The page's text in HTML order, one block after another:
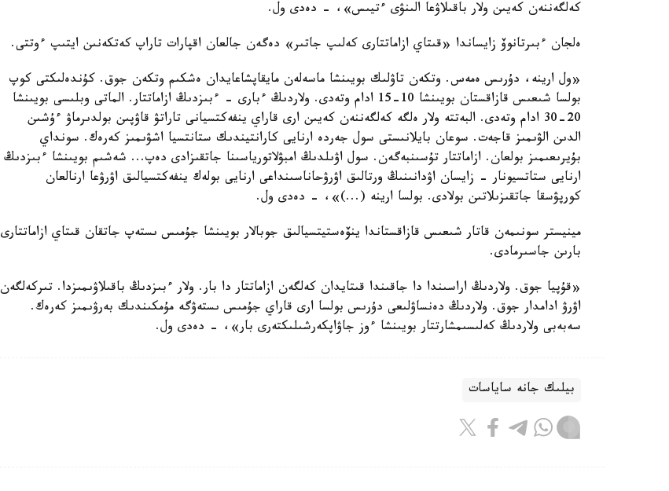
كەلگەننەن كەيىن ولار باقىلاۋعا الىنۋى ءتيىس»، - دەدى ول.
ەلجان ءبىرتانوۆ زايساندا «قىتاي ازاماتتارى كەلىپ جاتىر» دەگەن جالعان اقپارات تاراپ كەتكەنىن ايتىپ ءوتتى.
«ول ارينە، دۇرىس ەمەس. وتكەن تاۋلىك بويىنشا ماسەلەن مايقاپشاعايدان ەشكىم وتكەن جوق. كۇندەلىكتى كوپ
بولسا شىعىس قازاقستان بويىنشا 10-15 ادام وتەدى. ولاردىڭ ءبارى - ءبىزدىڭ ازاماتتار. الماتى وبلىسى بويىنشا
20-30 ادام وتەدى. البەتتە ولار ەلگە كەلگەننەن كەيىن ارى قاراي ينفەكتسيانى تاراتۋ قاۋپىن بولدىرماۋ ءۇشىن
الدىن الۋىمىز قاجەت. سوعان بايلانىستى سول جەردە ارنايى كارانتيندىك ستانتسيا اشۋىمىز كەرەك. سونداي
بۇيرىعىمىز بولعان. ازاماتتار تۇسىنبەگەن. سول اۋىلدىڭ امبۋلاتورياسىنا جاتقىزادى دەپ... شەشىم بويىنشا ءبىزدىڭ
ارنايى ستاتسيونار - زايسان اۋدانىنىڭ ورتالىق اۋرۋحاناسىنداعى ارنايى بولەك ينفەكتسيالىق اۋرۋعا ارنالعان
كورپۋسقا جاتقىزىلاتىن بولادى. بولسا ارينە (...)»، - دەدى ول.
مينيستر سونىمەن قاتار شىعىس قازاقستاندا ينۆەستيتسيالىق جوبالار بويىنشا جۇمىس ىستەپ جاتقان قىتاي ازاماتتارى
بارىن جاسىرمادى.
«قۇپيا جوق. ولاردىڭ اراسىندا دا جاقىندا قىتايدان كەلگەن ازاماتتار دا بار. ولار ءبىزدىڭ باقىلاۋىمىزدا. تىركەلگەن
اۋرۋ ادامدار جوق. ولاردىڭ دەنساۋلىعى دۇرىس بولسا ارى قاراي جۇمىس ىستەۋگە مۇمكىندىك بەرۋىمىز كەرەك.
سەبەبى ولاردىڭ كەلىسىمشارتتار بويىنشا ءوز جاۋاپكەرشىلىكتەرى بار»، - دەدى ول.
بيلىك جانە ساياسات